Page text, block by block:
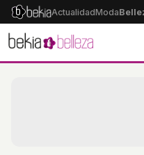
ActualidadModa